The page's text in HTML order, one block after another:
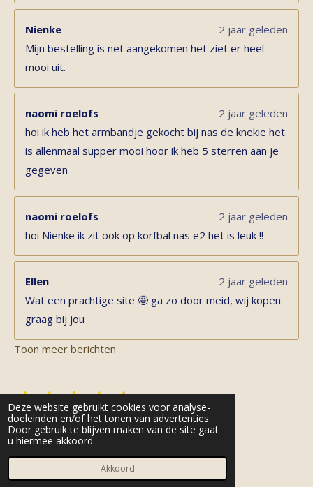
Deze website gebruikt cookies voor analyse-
doeleinden en/of het tonen van advertenties.
Door gebruik te blijven maken van de site gaat
u hiermee akkoord.
Akkoord
Nienke
2 jaar geleden
Mijn bestelling is net aangekomen het ziet er heel
mooi uit.
naomi roelofs
2 jaar geleden
hoi ik heb het armbandje gekocht bij nas de knekie het
is allenmaal supper mooi hoor ik heb 5 sterren aan je
gegeven
naomi roelofs
2 jaar geleden
hoi Nienke ik zit ook op korfbal nas e2 het is leuk !!
Ellen
2 jaar geleden
Wat een prachtige site 🤩 ga zo door meid, wij kopen
graag bij jou
Toon meer berichten
R
a
t
i
1
s
t
e
2
s
t
e
3
s
t
e
4
s
t
e
5
s
e
S
t
e
e
n
11 stemmen
© 2022 - 2026 byynienke.nl
JouwWeb